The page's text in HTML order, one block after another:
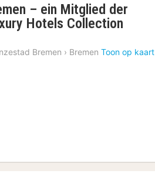
– ein Mitglied der
Hotels Collection
vanaf
Bremen › Bremen Toon op kaart